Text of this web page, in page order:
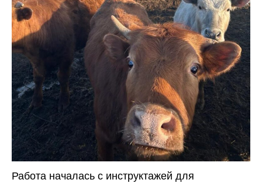
Работа началась с инструктажей для